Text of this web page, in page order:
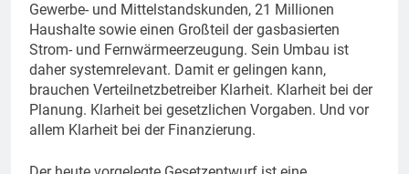
Gewerbe- und Mittelstandskunden, 21 Millionen
Haushalte sowie einen Großteil der gasbasierten
Strom- und Fernwärmeerzeugung. Sein Umbau ist
daher systemrelevant. Damit er gelingen kann,
brauchen Verteilnetzbetreiber Klarheit. Klarheit bei der
Planung. Klarheit bei gesetzlichen Vorgaben. Und vor
allem Klarheit bei der Finanzierung.